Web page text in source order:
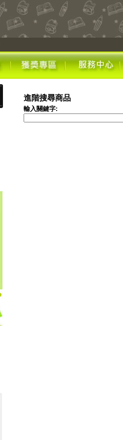
進階搜尋商品
輸入關鍵字: